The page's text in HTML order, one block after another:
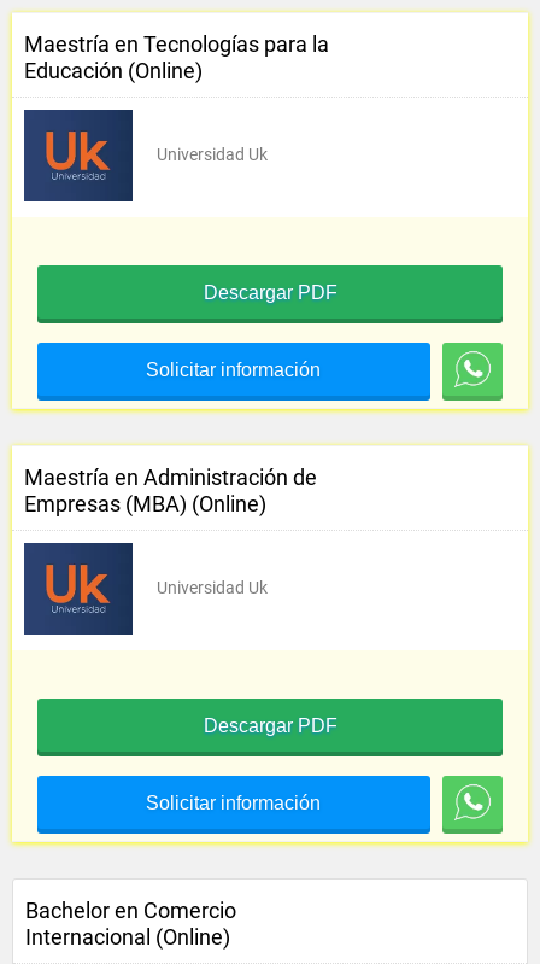
Maestría en Tecnologías para la
Educación (Online)
Universidad Uk
Descargar PDF
Solicitar información
Maestría en Administración de
Empresas (MBA) (Online)
Universidad Uk
Descargar PDF
Solicitar información
Bachelor en Comercio
Internacional (Online)